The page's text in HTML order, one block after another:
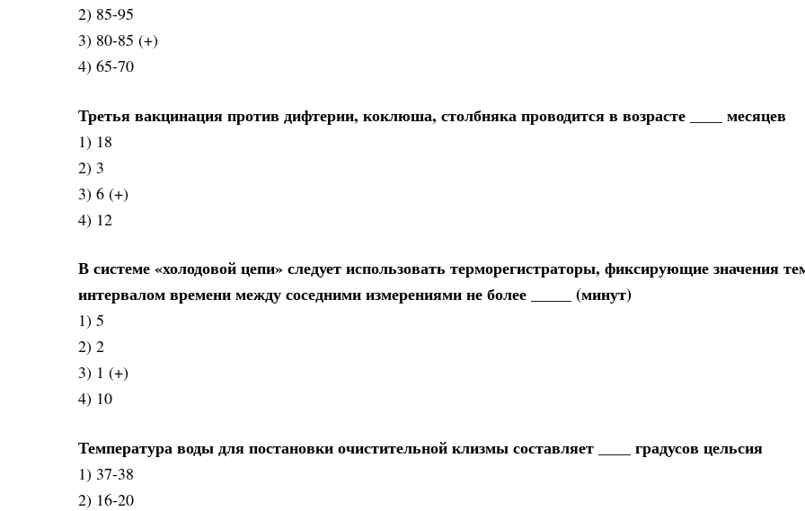
2) 85-95
3) 80-85 (+)
4) 65-70
Третья вакцинация против дифтерии, коклюша, столбняка проводится в возрасте ____ месяцев
1) 18
2) 3
3) 6 (+)
4) 12
В системе «холодовой цепи» следует использовать терморегистраторы, фиксирующие значения
интервалом времени между соседними измерениями не более _____ (минут)
1) 5
2) 2
3) 1 (+)
4) 10
Температура воды для постановки очистительной клизмы составляет ____ градусов цельсия
1) 37-38
2) 16-20